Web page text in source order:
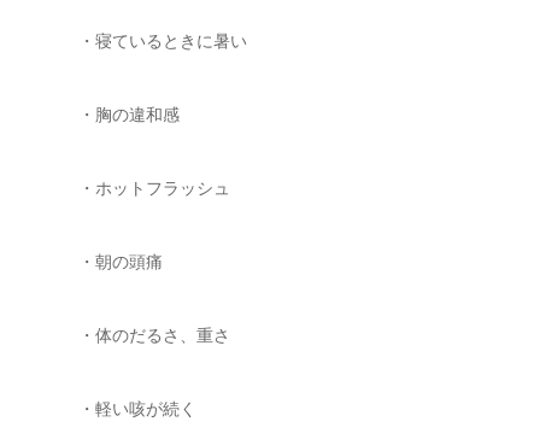
・寝ているときに暑い
・胸の違和感
・ホットフラッシュ
・朝の頭痛
・体のだるさ、重さ
・軽い咳が続く